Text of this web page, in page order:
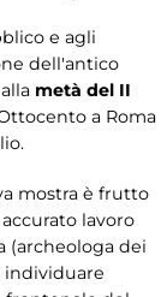
e agli
dell'antico
metà del II
a Roma
mostra è frutto
lavoro
(archeologa dei
individuare